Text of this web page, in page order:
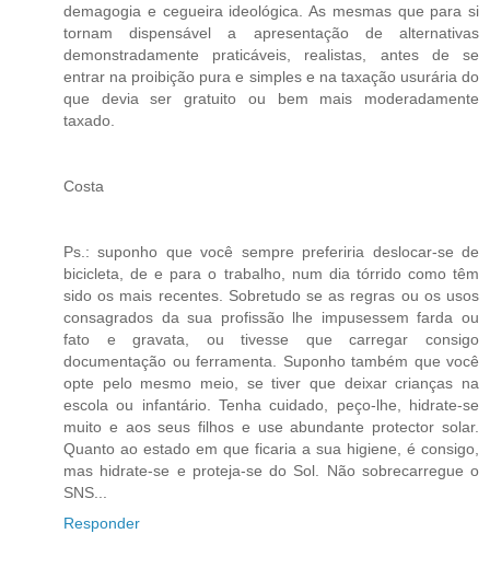
demagogia e cegueira ideológica. As mesmas que para si
tornam dispensável a apresentação de alternativas
demonstradamente praticáveis, realistas, antes de se
entrar na proibição pura e simples e na taxação usurária do
que devia ser gratuito ou bem mais moderadamente
taxado.
Costa
Ps.: suponho que você sempre preferiria deslocar-se de
bicicleta, de e para o trabalho, num dia tórrido como têm
sido os mais recentes. Sobretudo se as regras ou os usos
consagrados da sua profissão lhe impusessem farda ou
fato e gravata, ou tivesse que carregar consigo
documentação ou ferramenta. Suponho também que você
opte pelo mesmo meio, se tiver que deixar crianças na
escola ou infantário. Tenha cuidado, peço-lhe, hidrate-se
muito e aos seus filhos e use abundante protector solar.
Quanto ao estado em que ficaria a sua higiene, é consigo,
mas hidrate-se e proteja-se do Sol. Não sobrecarregue o
SNS...
Responder